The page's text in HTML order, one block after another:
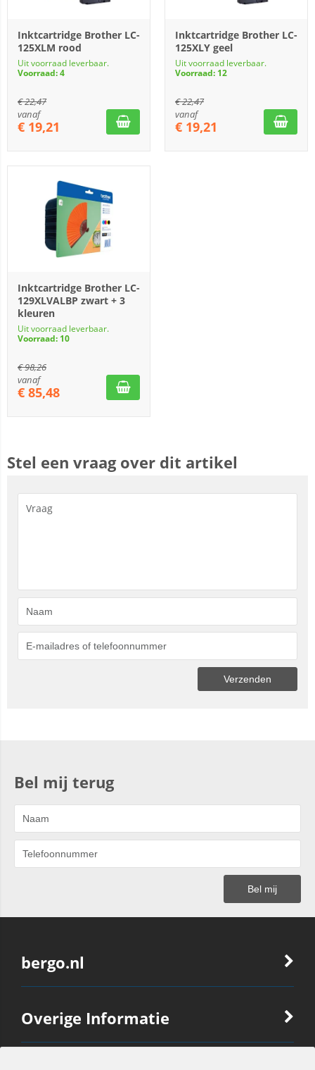
Inktcartridge Brother LC-
125XLM rood
Uit voorraad leverbaar.
Voorraad: 4
€22,47
vanaf
€ 19,21
Inktcartridge Brother LC-
125XLY geel
Uit voorraad leverbaar.
Voorraad: 12
€22,47
vanaf
€ 19,21
Inktcartridge Brother LC-
129XLVALBP zwart + 3
kleuren
Uit voorraad leverbaar.
Voorraad: 10
€98,26
vanaf
€ 85,48
Stel een vraag over dit artikel
Bel mij terug
bergo.nl
Overige Informatie